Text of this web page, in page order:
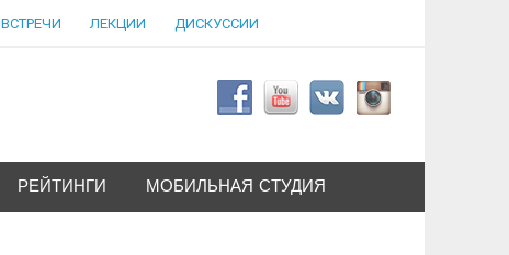
ВСТРЕЧИ ЛЕКЦИИ ДИСКУССИИ
РЕЙТИНГИ МОБИЛЬНАЯ СТУДИЯ